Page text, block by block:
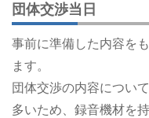
団体交渉当日
事前に準備した内容を
ます。
団体交渉の内容につい
多いため、録音機材を